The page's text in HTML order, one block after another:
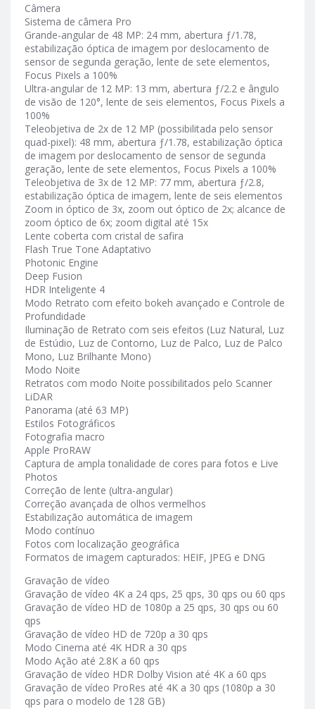
Câmera
Sistema de câmera Pro
Grande-angular de 48 MP: 24 mm, abertura ƒ/1.78,
estabilização óptica de imagem por deslocamento de
sensor de segunda geração, lente de sete elementos,
Focus Pixels a 100%
Ultra-angular de 12 MP: 13 mm, abertura ƒ/2.2 e ângulo
de visão de 120°, lente de seis elementos, Focus Pixels a
100%
Teleobjetiva de 2x de 12 MP (possibilitada pelo sensor
quad-pixel): 48 mm, abertura ƒ/1.78, estabilização óptica
de imagem por deslocamento de sensor de segunda
geração, lente de sete elementos, Focus Pixels a 100%
Teleobjetiva de 3x de 12 MP: 77 mm, abertura ƒ/2.8,
estabilização óptica de imagem, lente de seis elementos
Zoom in óptico de 3x, zoom out óptico de 2x; alcance de
zoom óptico de 6x; zoom digital até 15x
Lente coberta com cristal de safira
Flash True Tone Adaptativo
Photonic Engine
Deep Fusion
HDR Inteligente 4
Modo Retrato com efeito bokeh avançado e Controle de
Profundidade
Iluminação de Retrato com seis efeitos (Luz Natural, Luz
de Estúdio, Luz de Contorno, Luz de Palco, Luz de Palco
Mono, Luz Brilhante Mono)
Modo Noite
Retratos com modo Noite possibilitados pelo Scanner
LiDAR
Panorama (até 63 MP)
Estilos Fotográficos
Fotografia macro
Apple ProRAW
Captura de ampla tonalidade de cores para fotos e Live
Photos
Correção de lente (ultra-angular)
Correção avançada de olhos vermelhos
Estabilização automática de imagem
Modo contínuo
Fotos com localização geográfica
Formatos de imagem capturados: HEIF, JPEG e DNG
Gravação de vídeo
Gravação de vídeo 4K a 24 qps, 25 qps, 30 qps ou 60 qps
Gravação de vídeo HD de 1080p a 25 qps, 30 qps ou 60
qps
Gravação de vídeo HD de 720p a 30 qps
Modo Cinema até 4K HDR a 30 qps
Modo Ação até 2.8K a 60 qps
Gravação de vídeo HDR Dolby Vision até 4K a 60 qps
Gravação de vídeo ProRes até 4K a 30 qps (1080p a 30
qps para o modelo de 128 GB)